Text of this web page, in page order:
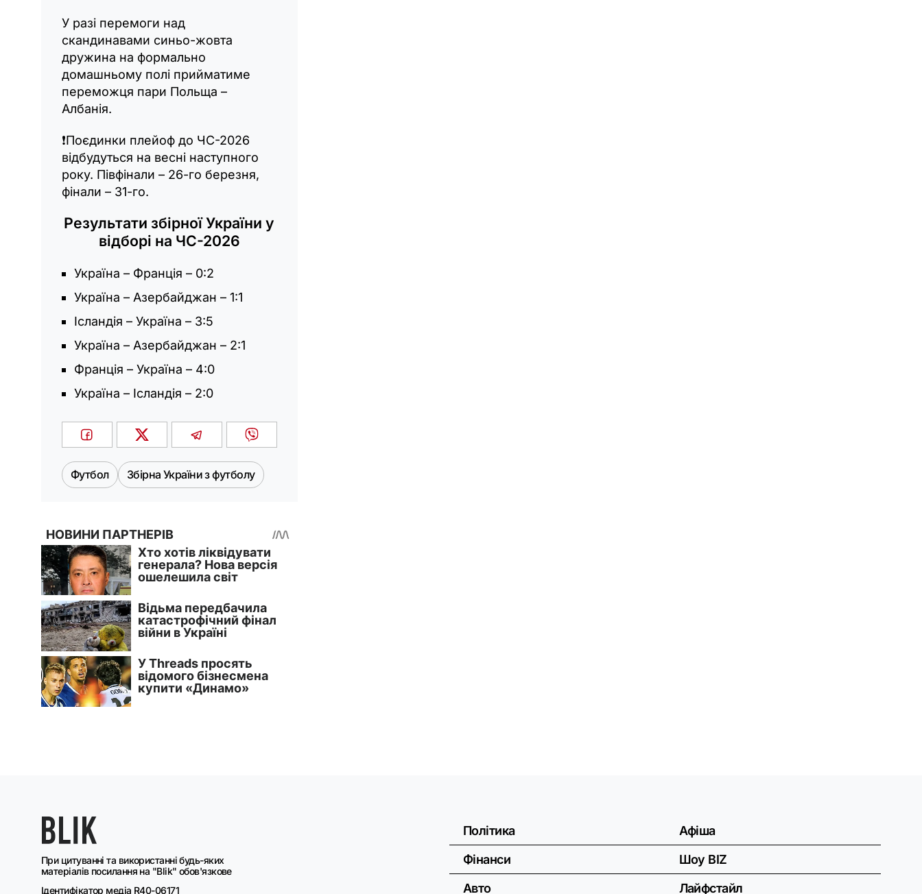
У разі перемоги над
скандинавами синьо-жовта
дружина на формально
домашньому полі прийматиме
переможця пари Польща –
Албанія.
❗️Поєдинки плейоф до ЧС-2026
відбудуться на весні наступного
року. Півфінали – 26-го березня,
фінали – 31-го.
Результати збірної України у
відборі на ЧС-2026
Україна – Франція – 0:2
Україна – Азербайджан – 1:1
Ісландія – Україна – 3:5
Україна – Азербайджан – 2:1
Франція – Україна – 4:0
Україна – Ісландія – 2:0
Футбол Збірна України з футболу
При цитуванні та використанні будь-яких
матеріалів посилання на "Blik" обов'язкове
Ідентифікатор медіа R40-06171
Політика
Фінанси
Авто
Афіша
Шоу BIZ
Лайфстайл